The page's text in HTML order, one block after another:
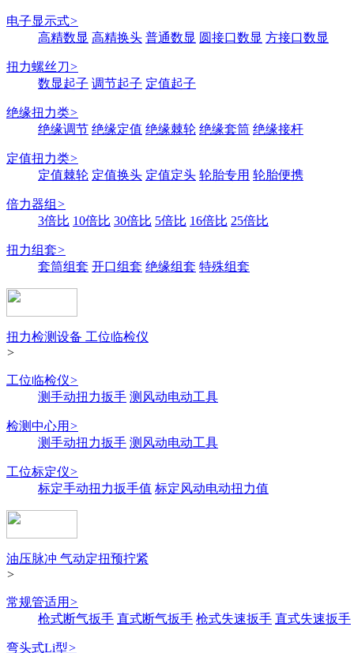
电子显示式>
高精数显 高精换头 普通数显 圆接口数显 方接口数显
扭力螺丝刀>
数显起子 调节起子 定值起子
绝缘扭力类>
绝缘调节 绝缘定值 绝缘棘轮 绝缘套筒 绝缘接杆
定值扭力类>
定值棘轮 定值换头 定值定头 轮胎专用 轮胎便携
倍力器组 >
3倍比 10倍比 30倍比 5倍比 16倍比 25倍比
扭力组套>
套筒组套 开口组套 绝缘组套 特殊组套
扭力检测设备 工位临检仪
>
工位临检仪>
测手动扭力扳手 测风动电动工具
检测中心用 >
测手动扭力扳手 测风动电动工具
工位标定仪>
标定手动扭力扳手值 标定风动电动扭力值
油压脉冲 气动定扭预拧紧
>
常规管适用 >
枪式断气扳手 直式断气扳手 枪式失速扳手 直式失速扳手
弯头式Li型>